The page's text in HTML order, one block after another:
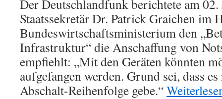
Der Deutschlandfunk berichtete am
Staatssekretär Dr. Patrick Graichen im
Bundeswirtschaftsministerium den
Infrastruktur“ die Anschaffung von
empfiehlt: „Mit den Geräten könnten
aufgefangen werden. Grund sei, dass
Abschalt-Reihenfolge gebe.“